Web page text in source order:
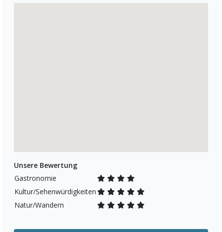
Unsere Bewertung
Gastronomie
Kultur/Sehenwürdigkeiten
Natur/Wandern